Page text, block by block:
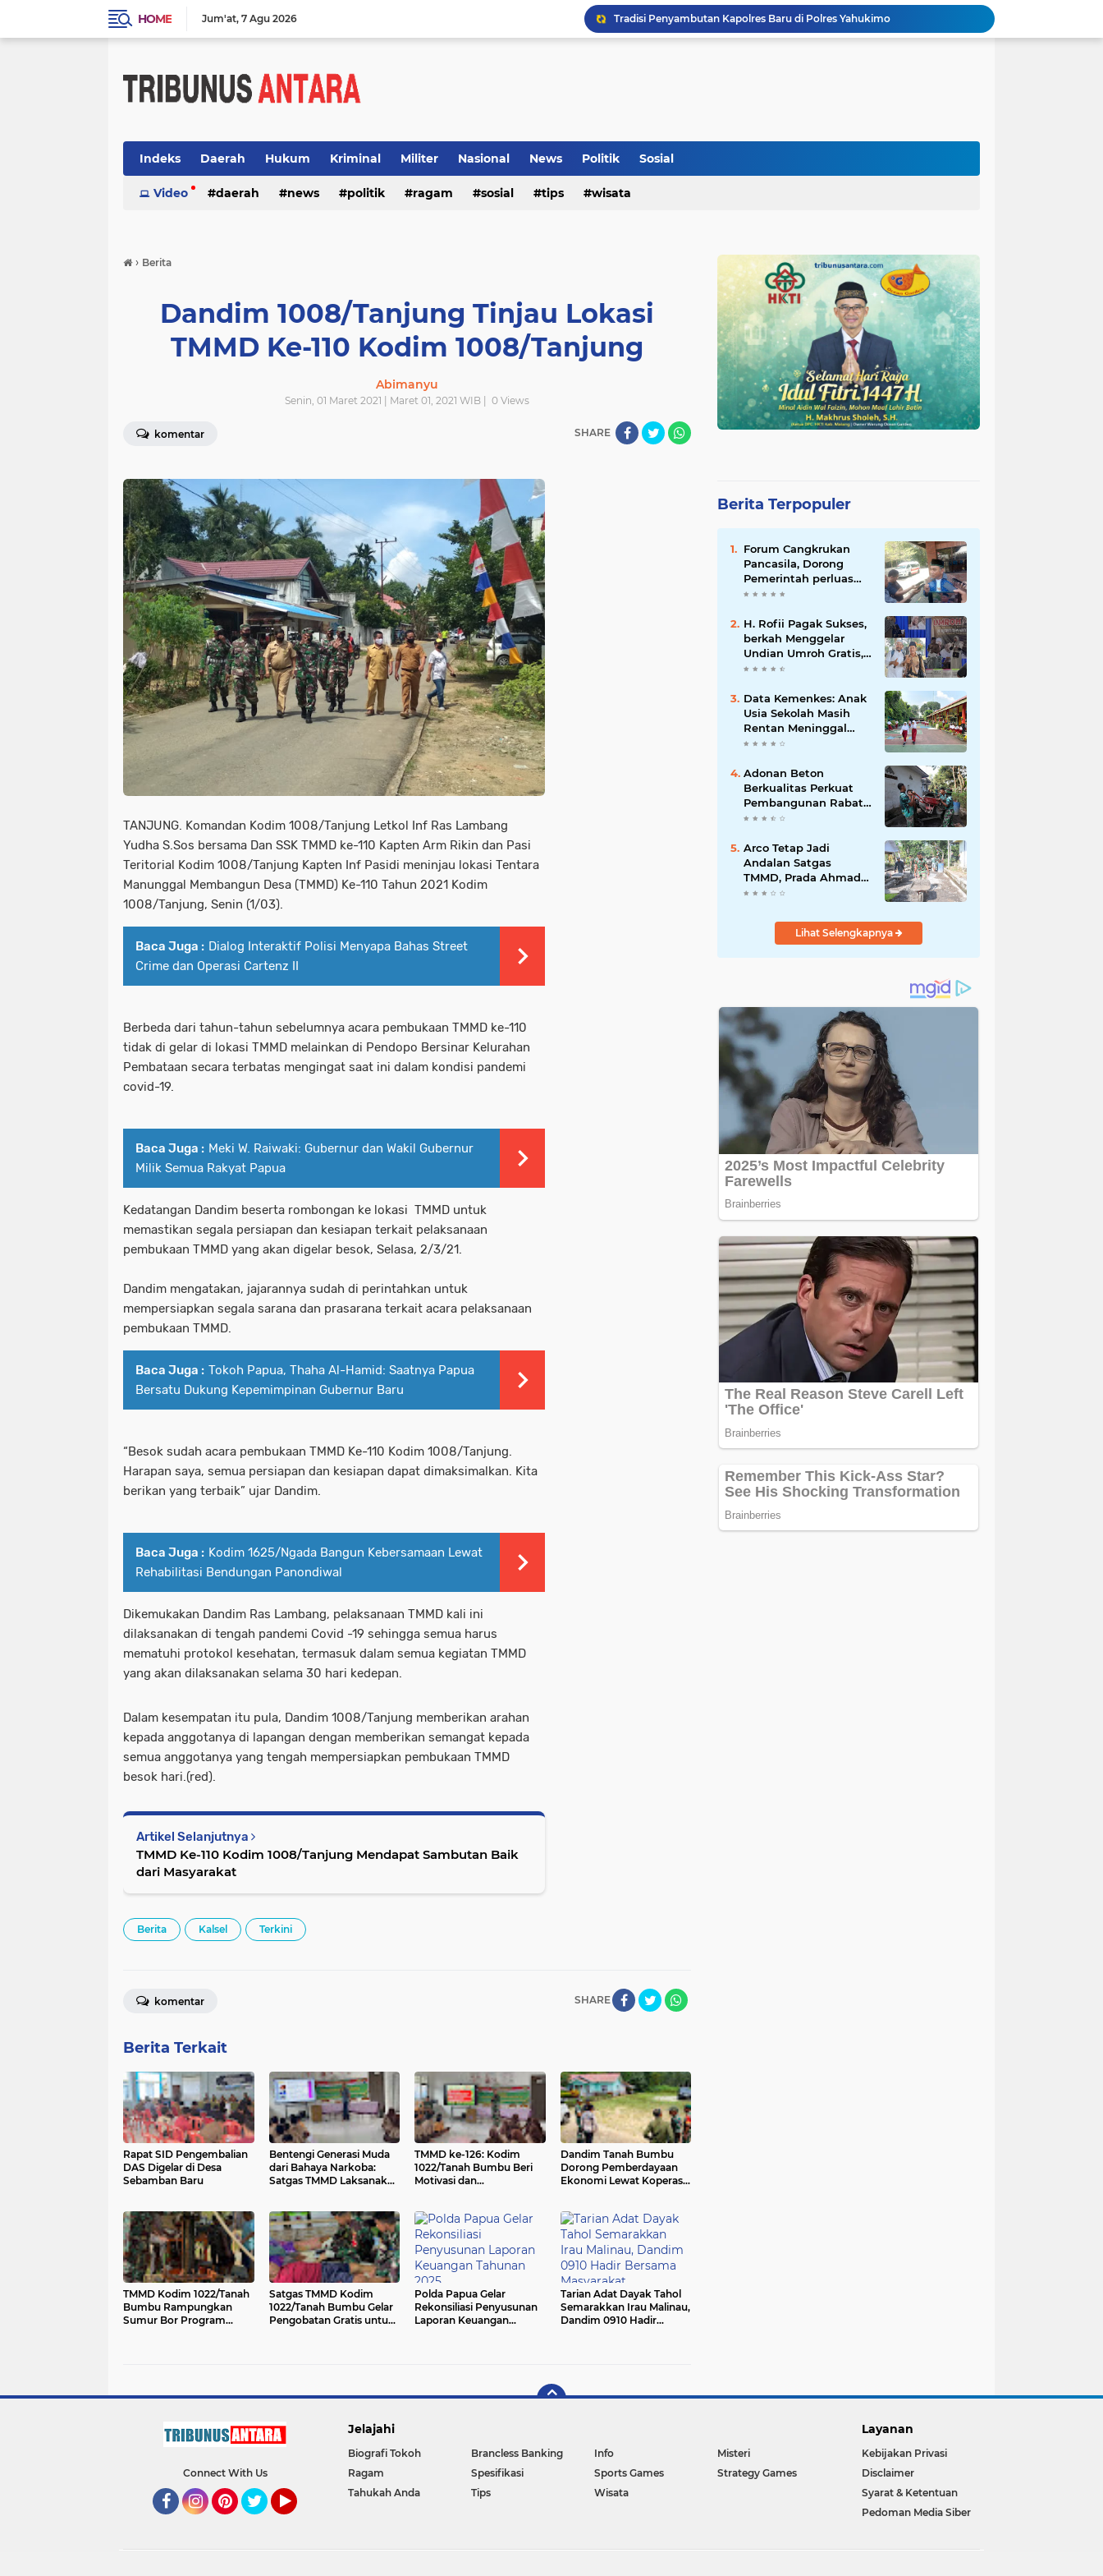
HOME Jum'at 7 Agu 2026
Tradisi Penyambutan Kapolres Baru di Polres Yahukimo
Respons Cepat Laporan Masyarakat, Satlantas Polres Pasuruan Kota Atasi Kemacetan di Exit Tol Sutojayan
Hikmah Bafaqih Wakil Ketua Komisi E DPRD Provinsi Jatim, dukung perlindungan Anak di Ponpes melalui Penerapan (SOP) di Malang Raya.
Klinik Pengobatan Vitalitas Purwakarta H.Abdulazis Atasi Impoten
Indeks Daerah Hukum Kriminal Militer Nasional News Politik Sosial
Video daerah news politik ragam sosial tips wisata
› Berita
Dandim 1008/Tanjung Tinjau Lokasi
TMMD Ke-110 Kodim 1008/Tanjung
Abimanyu
Senin, 01 Maret 2021 | Maret 01, 2021 WIB | 0 Views
komentar SHARE
TANJUNG. Komandan Kodim 1008/Tanjung Letkol Inf Ras Lambang
Yudha S.Sos bersama Dan SSK TMMD ke-110 Kapten Arm Rikin dan Pasi
Teritorial Kodim 1008/Tanjung Kapten Inf Pasidi meninjau lokasi Tentara
Manunggal Membangun Desa (TMMD) Ke-110 Tahun 2021 Kodim
1008/Tanjung, Senin (1/03).
Baca Juga : Dialog Interaktif Polisi Menyapa Bahas Street
Crime dan Operasi Cartenz II
Berbeda dari tahun-tahun sebelumnya acara pembukaan TMMD ke-110
tidak di gelar di lokasi TMMD melainkan di Pendopo Bersinar Kelurahan
Pembataan secara terbatas mengingat saat ini dalam kondisi pandemi
covid-19.
Baca Juga : Meki W. Raiwaki: Gubernur dan Wakil Gubernur
Milik Semua Rakyat Papua
Kedatangan Dandim beserta rombongan ke lokasi TMMD untuk
memastikan segala persiapan dan kesiapan terkait pelaksanaan
pembukaan TMMD yang akan digelar besok, Selasa, 2/3/21.
Dandim mengatakan, jajarannya sudah di perintahkan untuk
mempersiapkan segala sarana dan prasarana terkait acara pelaksanaan
pembukaan TMMD.
Baca Juga : Tokoh Papua, Thaha Al-Hamid: Saatnya Papua
Bersatu Dukung Kepemimpinan Gubernur Baru
“Besok sudah acara pembukaan TMMD Ke-110 Kodim 1008/Tanjung.
Harapan saya, semua persiapan dan kesiapan dapat dimaksimalkan. Kita
berikan yang terbaik” ujar Dandim.
Baca Juga : Kodim 1625/Ngada Bangun Kebersamaan Lewat
Rehabilitasi Bendungan Panondiwal
Dikemukakan Dandim Ras Lambang, pelaksanaan TMMD kali ini
dilaksanakan di tengah pandemi Covid -19 sehingga semua harus
mematuhi protokol kesehatan, termasuk dalam semua kegiatan TMMD
yang akan dilaksanakan selama 30 hari kedepan.
Dalam kesempatan itu pula, Dandim 1008/Tanjung memberikan arahan
kepada anggotanya di lapangan dengan memberikan semangat kepada
semua anggotanya yang tengah mempersiapkan pembukaan TMMD
besok hari.(red).
Artikel Selanjutnya
TMMD Ke-110 Kodim 1008/Tanjung Mendapat Sambutan Baik
dari Masyarakat
Berita Kalsel Terkini
SHARE
komentar
Berita Terkait
Rapat SID Pengembalian
DAS Digelar di Desa
Sebamban Baru
Bentengi Generasi Muda
dari Bahaya Narkoba:
Satgas TMMD Laksanakan
TMMD ke-126: Kodim
1022/Tanah Bumbu Beri
Motivasi dan
Dandim Tanah Bumbu
Dorong Pemberdayaan
Ekonomi Lewat Koperasi
TMMD Kodim 1022/Tanah
Bumbu Rampungkan
Sumur Bor Program
Satgas TMMD Kodim
1022/Tanah Bumbu Gelar
Pengobatan Gratis untuk
Polda Papua Gelar
Rekonsiliasi Penyusunan
Laporan Keuangan
Tarian Adat Dayak Tahol
Semarakkan Irau Malinau,
Dandim 0910 Hadir
Berita Terpopuler
Forum Cangkrukan
Pancasila, Dorong
Pemerintah perluas
intensif Perpajakan
UMKM.
H. Rofii Pagak Sukses,
berkah Menggelar
Undian Umroh Gratis,
Wujud Kepedulian
Data Kemenkes: Anak
Usia Sekolah Masih
Rentan Meninggal
Akibat DBD
Adonan Beton
Berkualitas Perkuat
Pembangunan Rabat
Jalan TMMD ke-129 di
Arco Tetap Jadi
Andalan Satgas
TMMD, Prada Ahmad
Afandi Percepat
Pengecoran
Lihat Selengkapnya
Connect With Us
Jelajahi
Biografi Tokoh Brancless Banking Info
Misteri
Ragam
Spesifikasi Sports Games
Strategy Games
Tahukah Anda
Tips Wisata
Layanan
Kebijakan Privasi
Disclaimer
Syarat & Ketentuan
Pedoman Media Siber